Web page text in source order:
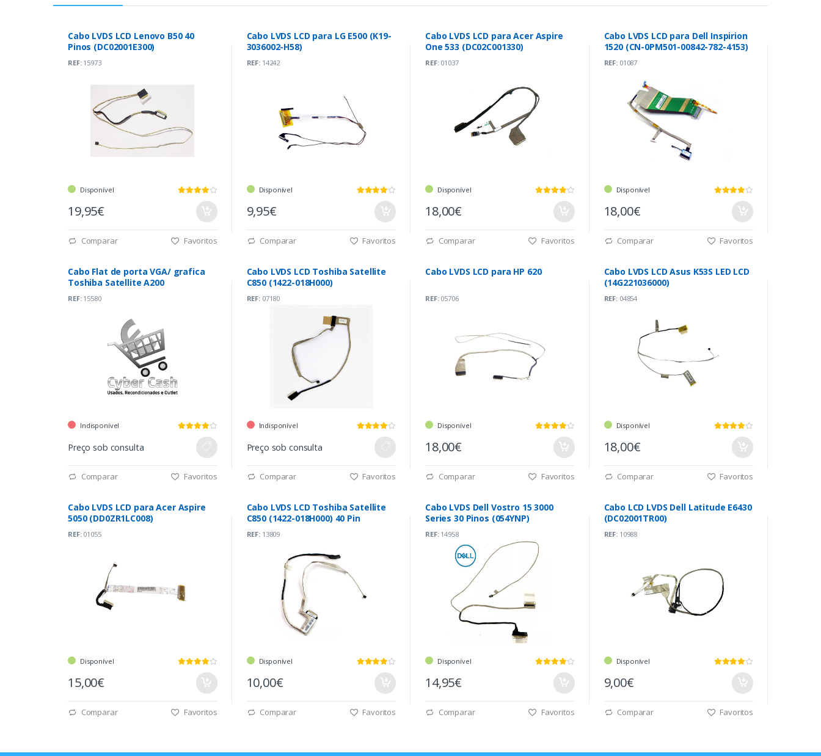
Cabo LVDS LCD Lenovo B50 40
Pinos (DC02001E300)
REF:15973
Disponível
19,95€
Comparar Favoritos
Cabo LVDS LCD para LG E500 (K19-
3036002-H58)
REF:14242
Disponível
9,95€
Comparar Favoritos
Cabo LVDS LCD para Acer Aspire
One 533 (DC02C001330)
REF:01037
Disponível
18,00€
Comparar Favoritos
Cabo LVDS LCD para Dell Inspirion
1520 (CN-0PM501-00842-782-4153)
REF:01087
Disponível
18,00€
Comparar Favoritos
Cabo Flat de porta VGA/ grafica
Toshiba Satellite A200
REF:15580
Indisponível
Preço sob consulta
Comparar Favoritos
Cabo LVDS LCD Toshiba Satellite
C850 (1422-018H000)
REF:07180
Indisponível
Preço sob consulta
Comparar Favoritos
Cabo LVDS LCD para HP 620
REF:05706
Disponível
18,00€
Comparar Favoritos
Cabo LVDS LCD Asus K53S LED LCD
(14G221036000)
REF:04854
Disponível
18,00€
Comparar Favoritos
Cabo LVDS LCD para Acer Aspire
5050 (DD0ZR1LC008)
REF:01055
Disponível
15,00€
Comparar Favoritos
Cabo LVDS LCD Toshiba Satellite
C850 (1422-018H000) 40 Pin
REF:13809
Disponível
10,00€
Comparar Favoritos
Cabo LVDS Dell Vostro 15 3000
Series 30 Pinos (054YNP)
REF:14958
Disponível
14,95€
Comparar Favoritos
Cabo LCD LVDS Dell Latitude E6430
(DC02001TR00)
REF:10988
Disponível
9,00€
Comparar Favoritos